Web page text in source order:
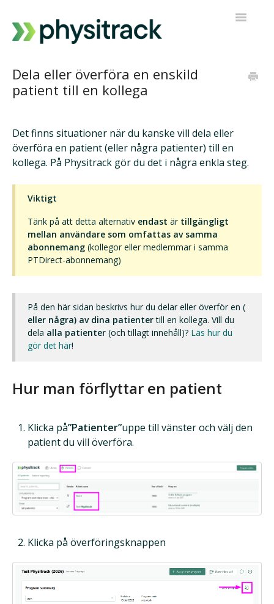
Toggle
PT Direkt
Dela eller överföra en enskild
patient till en kollega
Det finns situationer när du kanske vill dela eller
överföra en patient (eller några patienter) till en
kollega. På Physitrack gör du det i några enkla steg.
Viktigt
Tänk på att detta alternativ endast är tillgängligt
mellan användare som omfattas av samma
abonnemang (kollegor eller medlemmar i samma
PTDirect-abonnemang)
På den här sidan beskrivs hur du delar eller överför en (
eller några) av dina patientertill en kollega. Vill du
dela alla patienter (och tillagt innehåll)? Läs hur du
gör det här!
Hur man förflyttar en patient
Klicka på”Patienter”uppe till vänster och välj den
patient du vill överföra.
Klicka på överföringsknappen